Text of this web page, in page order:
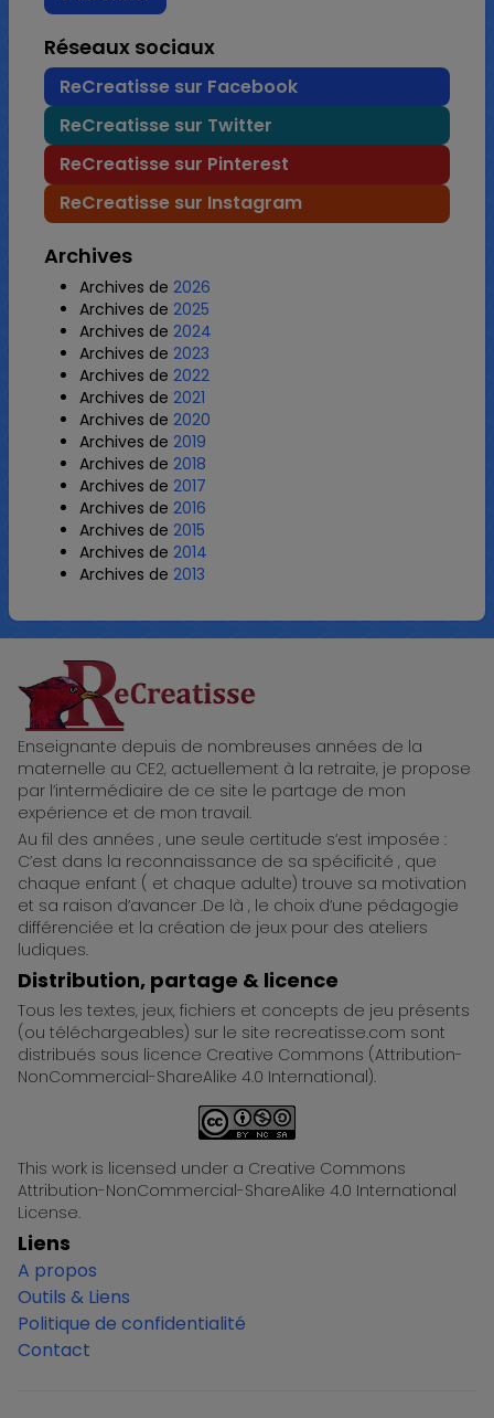
Réseaux sociaux
ReCreatisse sur Facebook
ReCreatisse sur Twitter
ReCreatisse sur Pinterest
ReCreatisse sur Instagram
Archives
Archives de 2026
Archives de 2025
Archives de 2024
Archives de 2023
Archives de 2022
Archives de 2021
Archives de 2020
Archives de 2019
Archives de 2018
Archives de 2017
Archives de 2016
Archives de 2015
Archives de 2014
Archives de 2013
ReCreatisse
Enseignante depuis de nombreuses années de la
maternelle au CE2, actuellement à la retraite, je propose
par l’intermédiaire de ce site le partage de mon
expérience et de mon travail.
Au fil des années , une seule certitude s’est imposée :
C’est dans la reconnaissance de sa spécificité , que
chaque enfant ( et chaque adulte) trouve sa motivation
et sa raison d’avancer .De là , le choix d’une pédagogie
différenciée et la création de jeux pour des ateliers
ludiques.
Distribution, partage & licence
Tous les textes, jeux, fichiers et concepts de jeu présents
(ou téléchargeables) sur le site recreatisse.com sont
distribués sous licence Creative Commons (Attribution-
NonCommercial-ShareAlike 4.0 International).
This work is licensed under a Creative Commons
Attribution-NonCommercial-ShareAlike 4.0 International
License.
Liens
A propos
Outils & Liens
Politique de confidentialité
Contact